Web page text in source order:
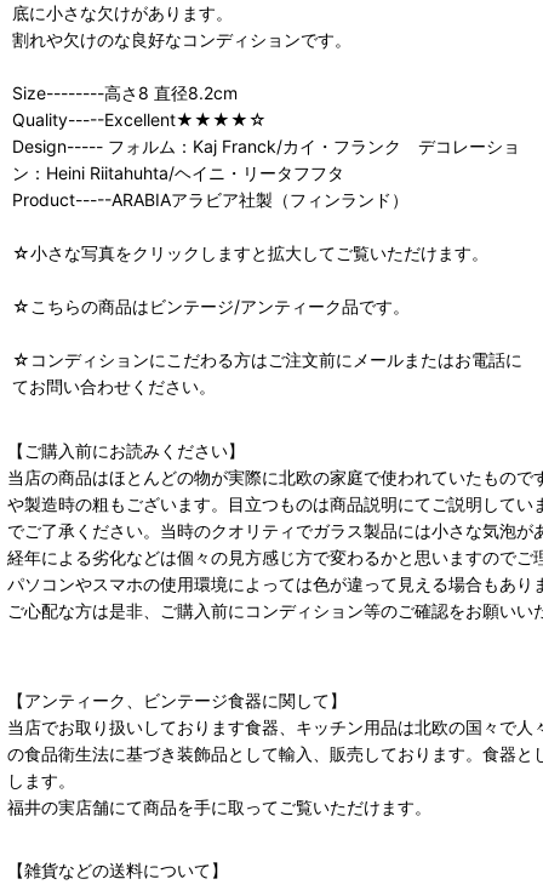
底に小さな欠けがあります。
割れや欠けのな良好なコンディションです。
Size--------高さ8 直径8.2cm
Quality-----Excellent★★★★☆
Design----- フォルム：Kaj Franck/カイ・フランク デコレーショ
ン：Heini Riitahuhta/ヘイニ・リータフフタ
Product-----ARABIAアラビア社製（フィンランド）
☆小さな写真をクリックしますと拡大してご覧いただけます。
☆こちらの商品はビンテージ/アンティーク品です。
☆コンディションにこだわる方はご注文前にメールまたはお電話に
てお問い合わせください。
【ご購入前にお読みください】
当店の商品はほとんどの物が実際に北欧の家庭で使われていたもの
や製造時の粗もございます。目立つものは商品説明にてご説明して
でご了承ください。当時のクオリティでガラス製品には小さな気泡が
経年による劣化などは個々の見方感じ方で変わるかと思いますのでご
パソコンやスマホの使用環境によっては色が違って見える場合もあ
ご心配な方は是非、ご購入前にコンディション等のご確認をお願い
【アンティーク、ビンテージ食器に関して】
当店でお取り扱いしております食器、キッチン用品は北欧の国々で
の食品衛生法に基づき装飾品として輸入、販売しております。食器
します。
福井の実店舗にて商品を手に取ってご覧いただけます。
【雑貨などの送料について】